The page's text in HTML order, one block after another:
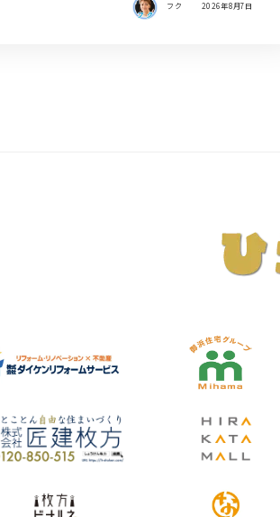
フク 2026年8月7日